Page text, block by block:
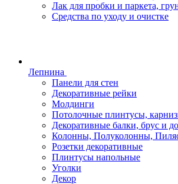
Лак для пробки и паркета,
Средства по уходу и очистке
Лепнина
Панели для стен
Декоративные рейки
Молдинги
Потолочные плинтусы,
Декоративные балки, брус и
Колонны, Полуколонны,
Розетки декоративные
Плинтусы напольные
Уголки
Декор